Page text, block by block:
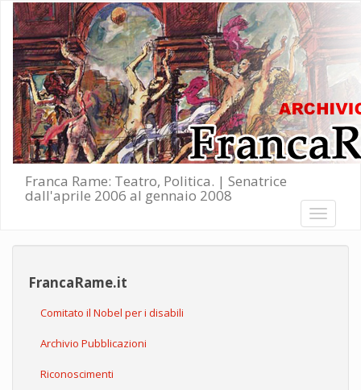
Salta al contenuto principale
Franca Rame: Teatro, Politica. | Senatrice
dall'aprile 2006 al gennaio 2008
Toggle
FrancaRame.it
Comitato il Nobel per i disabili
Archivio Pubblicazioni
Riconoscimenti